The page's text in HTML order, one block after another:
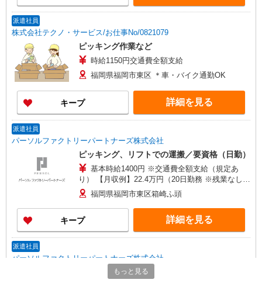
派遣社員
株式会社テクノ・サービス/お仕事No/0821079
ピッキング作業など
時給1150円交通費全額支給
福岡県福岡市東区 ＊車・バイク通勤OK
キープ 詳細を見る
派遣社員
パーソルファクトリーパートナーズ株式会社
ピッキング、リフトでの運搬／要資格（日勤）
基本時給1400円 ※交通費全額支給（規定あ
り） 【月収例】22.4万円（20日勤務 ※残業なしの
場合）福岡県福岡市東区箱崎ふ頭
キープ 詳細を見る
派遣社員
パーソルファクトリーパートナーズ株式会社
商品の仕分け／軽作業（日勤）
もっと見る